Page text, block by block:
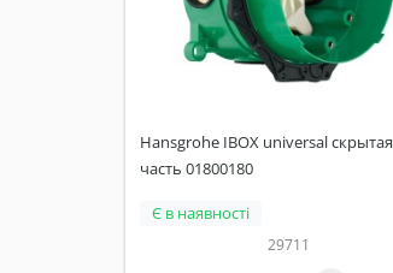
Hansgrohe IBOX universal скрытая
часть 01800180
Є в наявності
29711